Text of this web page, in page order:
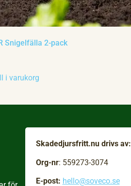
Snigelfälla 2-pack
i varukorg
Skadedjursfritt.nu drivs av:
Org-nr: 559273-3074
E-post: hello@soveco.se